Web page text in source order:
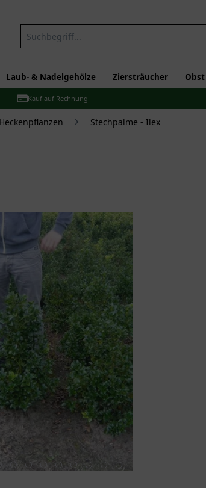
Laub- & Nadelgehölze Ziersträucher Obst
Kauf auf Rechnung
Stechpalme - Ilex